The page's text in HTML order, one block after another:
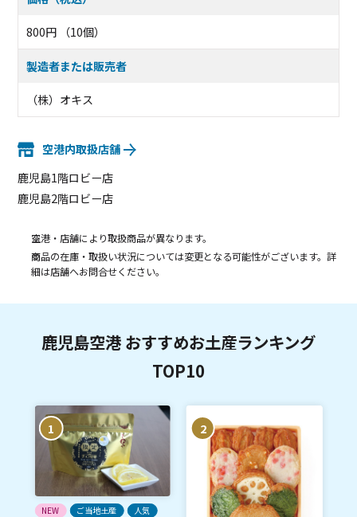
800円 （10個）
製造者または販売者
（株）オキス
空港内取扱店舗
鹿児島1階ロビー店
鹿児島2階ロビー店
空港・店舗により取扱商品が異なります。
商品の在庫・取扱い状況については変更となる可能性がございます。詳
細は店舗へお問合せください。
鹿児島空港 おすすめお土産ランキング
TOP10
1
NEW ご当地土産 人気
2